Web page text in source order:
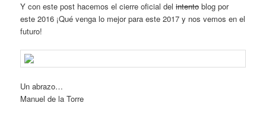
Y con este post hacemos el cierre oficial delintento blog por
este 2016 ¡Qué venga lo mejor para este 2017 y nos vemos en el
futuro!
Un abrazo…
Manuel de la Torre